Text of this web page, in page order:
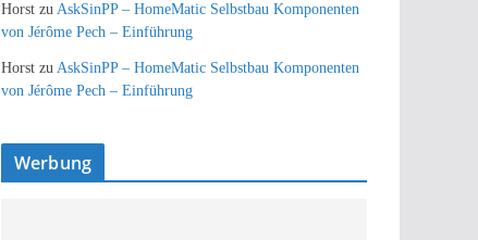
Horst zu AskSinPP – HomeMatic Selbstbau Komponenten
von Jérôme Pech – Einführung
Horst zu AskSinPP – HomeMatic Selbstbau Komponenten
von Jérôme Pech – Einführung
Werbung